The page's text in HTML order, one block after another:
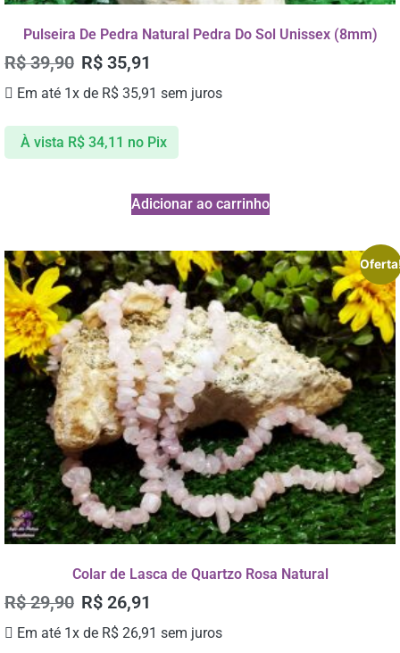
Pulseira De Pedra Natural Pedra Do Sol Unissex (8mm)
R$39,90 R$ 35,91
Em até 1x de R$ 35,91 sem juros
À vista R$34,11 no Pix
Adicionar ao carrinho
Colar de Lasca de Quartzo Rosa Natural
R$29,90 R$ 26,91
Em até 1x de R$ 26,91 sem juros